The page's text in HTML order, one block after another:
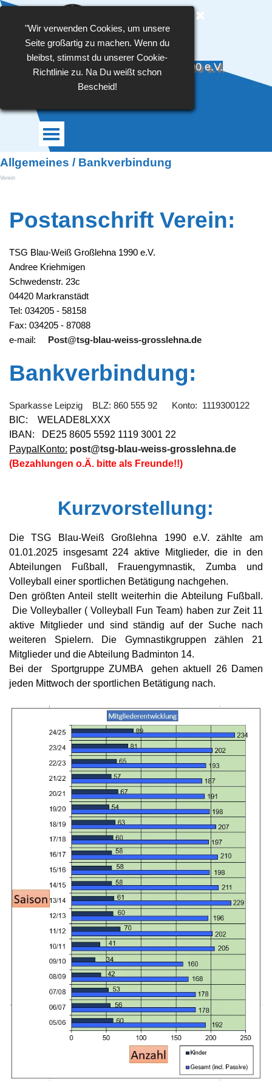
"Wir verwenden Cookies, um unsere
Seite großartig zu machen. Wenn du
bleibst, stimmst du unserer Cookie-
Richtlinie zu. Na Du weißt schon
Bescheid!
Direkt zum Seiteninhalt
TSG Blau-Weiß Großlehna 1990 e.V.
Menü überspringen
Allgemeines / Bankverbindung
Verein
Postanschrift Verein:
TSG Blau-Weiß Großlehna 1990 e.V.
Andree Kriehmigen
Schwedenstr. 23c
04420 Markranstädt
Tel: 034205 - 58158
Fax: 034205 - 87088
e-mail:
Post@tsg-blau-weiss-grosslehna.de
Bankverbindung:
Sparkasse Leipzig BLZ: 860 555 92 Konto: 1119300122
BIC: WELADE8LXXX
IBAN: DE25 8605 5592 1119 3001 22
PaypalKonto: post@tsg-blau-weiss-grosslehna.de
(Bezahlungen o.Ä. bitte als Freunde!!)
Kurzvorstellung:
Die TSG Blau-Weiß Großlehna 1990 e.V. zählte am
01.01.2025 insgesamt 224 aktive Mitglieder, die in den
Abteilungen Fußball, Frauengymnastik, Zumba und
Volleyball einer sportlichen Betätigung nachgehen.
Den größten Anteil stellt weiterhin die Abteilung Fußball.
Die Volleyballer ( Volleyball Fun Team) haben zur Zeit 11
aktive Mitglieder und sind ständig auf der Suche nach
weiteren Spielern. Die Gymnastikgruppen zählen 21
Mitglieder und die Abteilung Badminton 14.
Bei der Sportgruppe ZUMBA gehen aktuell 26 Damen
jeden Mittwoch der sportlichen Betätigung nach.